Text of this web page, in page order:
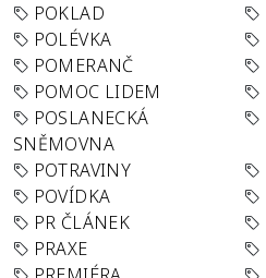
POKLAD
POLÉVKA
POMERANČ
POMOC LIDEM
POSLANECKÁ
SNĚMOVNA
POTRAVINY
POVÍDKA
PR ČLÁNEK
PRAXE